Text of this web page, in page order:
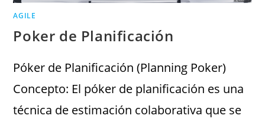
AGILE
Poker de Planificación
Póker de Planificación (Planning Poker)
Concepto: El póker de planificación es una
técnica de estimación colaborativa que se